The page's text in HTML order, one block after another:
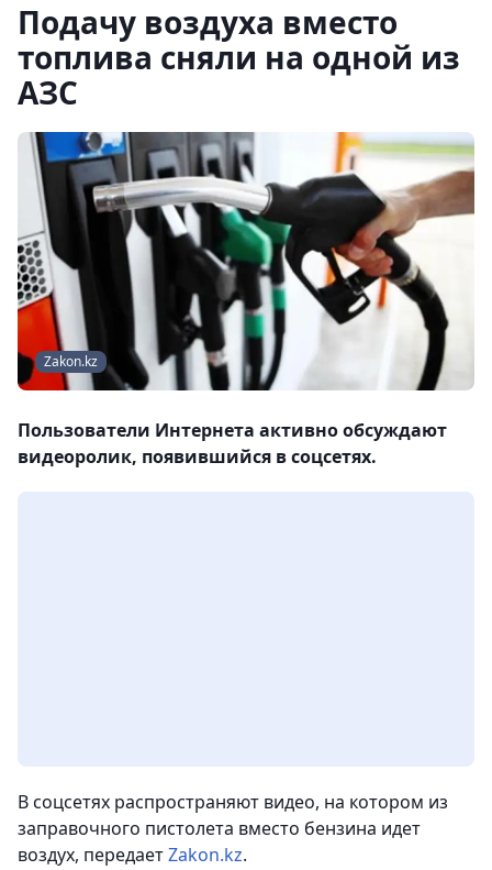
Подачу воздуха вместо
топлива сняли на одной из
АЗС
Zakon.kz
Пользователи Интернета активно обсуждают
видеоролик, появившийся в соцсетях.
В соцсетях распространяют видео, на котором из
заправочного пистолета вместо бензина идет
воздух, передаетZakon.kz.